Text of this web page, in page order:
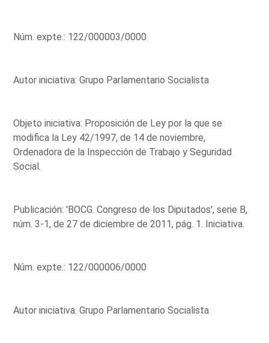
Núm. expte.: 122/000003/0000
Autor iniciativa: Grupo Parlamentario Socialista
Objeto iniciativa: Proposición de Ley por la que se
modifica la Ley 42/1997, de 14 de noviembre,
Ordenadora de la Inspección de Trabajo y Seguridad
Social.
Publicación: 'BOCG. Congreso de los Diputados', serie B,
núm. 3-1, de 27 de diciembre de 2011, pág. 1. Iniciativa.
Núm. expte.: 122/000006/0000
Autor iniciativa: Grupo Parlamentario Socialista